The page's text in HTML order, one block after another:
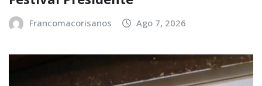
Francomacorisanos Ago 7, 2026